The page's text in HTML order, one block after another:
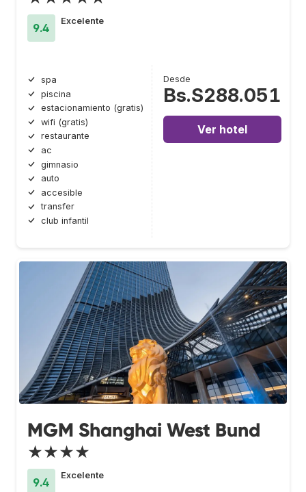
9.4
Excelente
spa
piscina
estacionamiento (gratis)
wifi (gratis)
restaurante
ac
gimnasio
auto
accesible
transfer
club infantil
Desde
Bs.S288.051
Ver hotel
MGM Shanghai West Bund
★★★★
9.4
Excelente